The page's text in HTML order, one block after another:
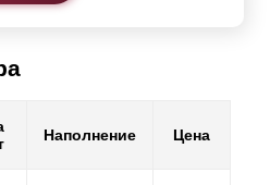
Наполнение Цена